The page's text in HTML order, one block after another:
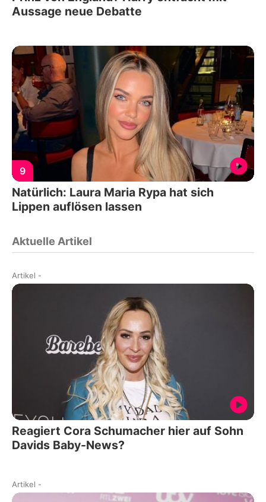
Aussage neue Debatte
9
Natürlich: Laura Maria Rypa hat sich
Lippen auflösen lassen
Aktuelle Artikel
Artikel -
Reagiert Cora Schumacher hier auf Sohn
Davids Baby-News?
Artikel -